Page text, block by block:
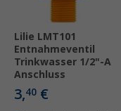
Lilie LMT101
Entnahmeventil
Trinkwasser 1/2"-A
Anschluss
3,40 €